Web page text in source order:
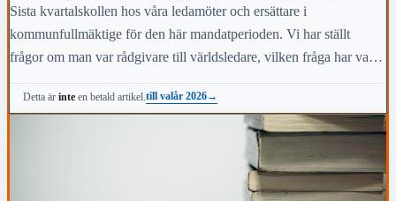
Sista kvartalskollen hos våra ledamöter och ersättare i
kommunfullmäktige för den här mandatperioden. Vi har ställt
frågor om man var rådgivare till världsledare, vilken fråga har varit
viktigast för kommunens invånare i höst och vem anses vara den
Detta ärinte en betald artikel.till valår 2026→